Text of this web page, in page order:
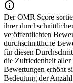
wichtige
Der OMR Score
ihrer
veröffentlichten
durchschnittliche
für diesen
die Zufriedenheit aller
Bewertungen erhöht
Bedeutung der